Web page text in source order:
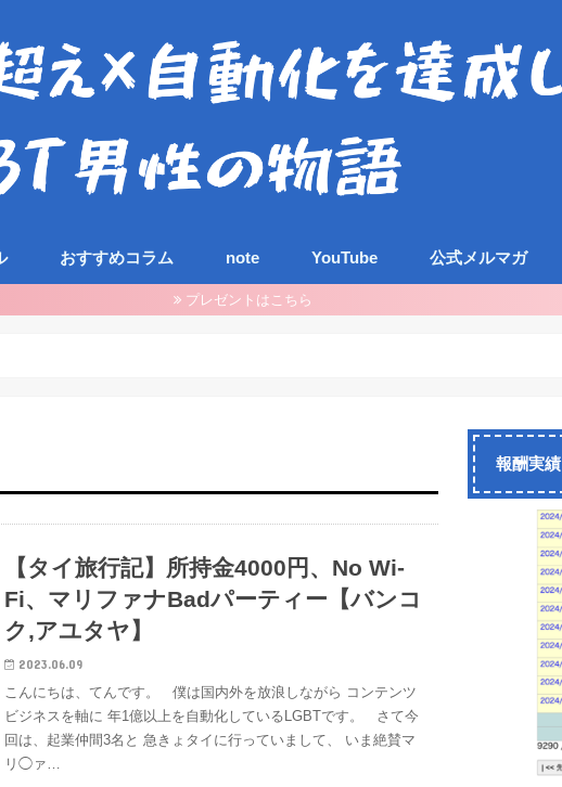
おすすめコラム note YouTube 公式メルマガ
プレゼントはこちら
【タイ旅行記】所持金4000円、No Wi-
Fi、マリファナBadパーティー【バンコ
ク,アユタヤ】
2023.06.09
こんにちは、てんです。 僕は国内外を放浪しながら コンテンツ
ビジネスを軸に 年1億以上を自動化しているLGBTです。 さて今
回は、起業仲間3名と 急きょタイに行っていまして、 いま絶賛マ
リ◯ァ…
報酬実績